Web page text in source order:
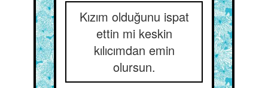
Kızım olduğunu ispat
ettin mi keskin
kılıcımdan emin
olursun.